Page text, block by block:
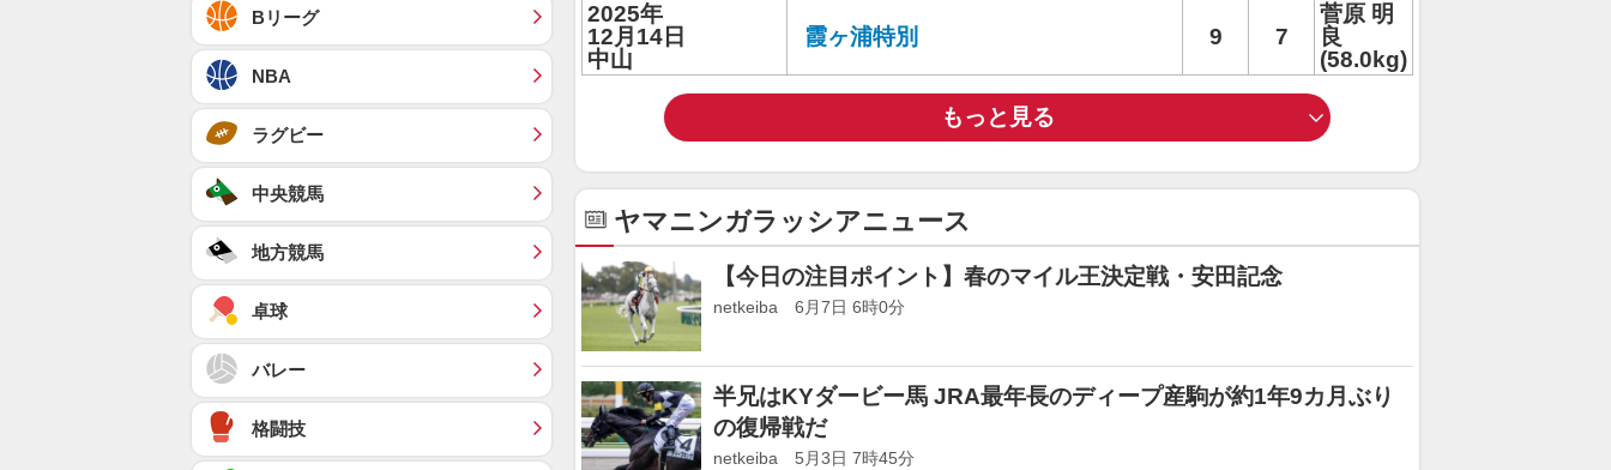
2025年
12月14日
中山
霞ヶ浦特別 9 7
菅原 明
良
(58.0kg)
もっと見る
ヤマニンガラッシアニュース
【今日の注目ポイント】春のマイル王決定戦・安田記念
netkeiba 6月7日 6時0分
半兄はKYダービー馬 JRA最年長のディープ産駒が約1年9カ月ぶり
の復帰戦だ
netkeiba 5月3日 7時45分
Bリーグ
NBA
ラグビー
中央競馬
地方競馬
卓球
バレー
格闘技